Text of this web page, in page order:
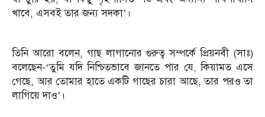
খাবে, এসবই তার জন্য সদকা’।
তিনি আরো বলেন, গাছ লাগানোর গুরুত্ব সম্পর্কে প্রিয়নবী (সাঃ)
বলেছেন-‘তুমি যদি নিশ্চিতভাবে জানতে পার যে, কিয়ামত এসে
গেছে, আর তোমার হাতে একটি গাছের চারা আছে, তার পরও তা
লাগিয়ে দাও’।